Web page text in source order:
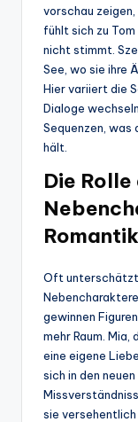
vorschau zeigen,
fühlt sich zu
nicht stimmt.
See, wo sie ihre
Hier variiert die
Dialoge
Sequenzen, was
hält.
Die Rolle
Romantik
Oft
gewinnen
mehr Raum.
eine eigene
sich in den
sie